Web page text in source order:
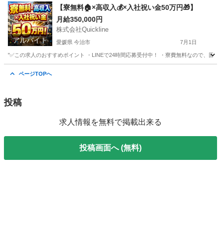
福島 福島市 白坂駅 工場 無料
アルバイト
【寮無料🏠×高収入💰×入社祝い金50万円🎁】
月給350,000円
株式会社Quickline
愛媛県 今治市 7月1日
"✅この求人のおすすめポイント ・LINEで24時間応募受付中！ ・寮費無料なので、
ページTOPへ
投稿
求人情報を無料で掲載出来る
投稿画面へ (無料)